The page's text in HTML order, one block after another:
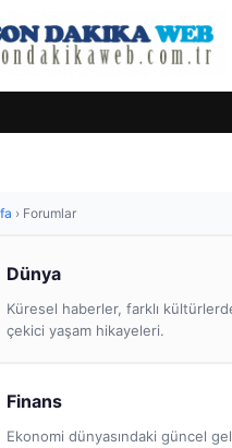
› Forumlar
Dünya
Küresel haberler, farklı
çekici yaşam hikayeleri.
Finans
Ekonomi dünyasındaki güncel